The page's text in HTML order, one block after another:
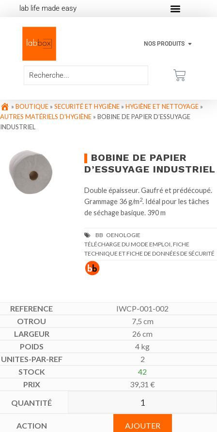
lab life made easy
NOS PRODUITS
» BOUTIQUE » SECURITÉ ET HYGIÈNE » HYGIÈNE ET NETTOYAGE »
AUTRES MATÉRIELS D'HYGIÈNE » BOBINE DE PAPIER D’ESSUYAGE
INDUSTRIEL
BOBINE DE PAPIER
D’ESSUYAGE INDUSTRIEL
Double épaisseur. Gaufré et prédécoupé.
Grammage 36 g/m2. Idéal pour les tâches
de séchage basique. 390 m
TÉLÉCHARGE DU MODE EMPLOI, FICHE
TECHNIQUE ET FICHE DE DONNÉES DE SÉCURITÉ
IWCP-001-002
7,5 cm
26 cm
4 kg
2
42
39,31 €
AJOUTER